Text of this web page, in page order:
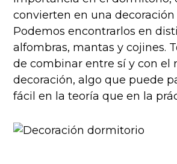
convierten en una
Podemos encontrarlos en
alfombras, mantas y cojines.
de combinar entre sí y con el
decoración, algo que puede
fácil en la teoría que en la